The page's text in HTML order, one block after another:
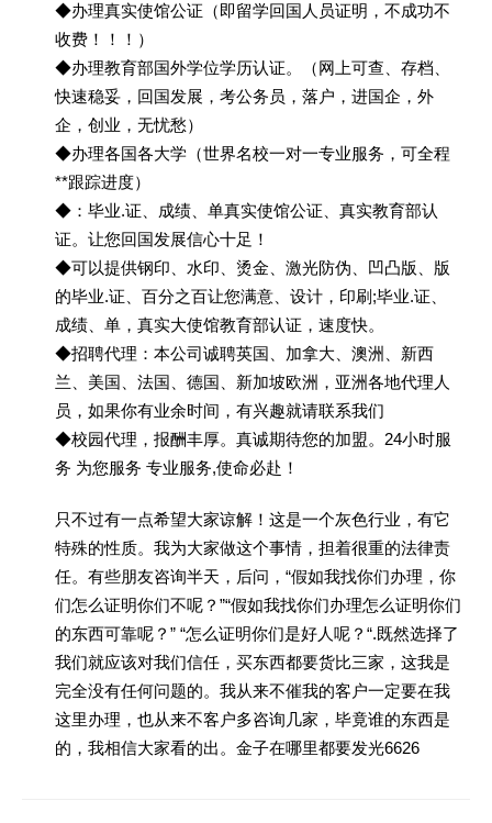
◆办理真实使馆公证（即留学回国人员证明，不成功不
收费！！！）
◆办理教育部国外学位学历认证。（网上可查、存档、
快速稳妥，回国发展，考公务员，落户，进国企，外
企，创业，无忧愁）
◆办理各国各大学（世界名校一对一专业服务，可全程
**跟踪进度）
◆：毕业.证、成绩、单真实使馆公证、真实教育部认
证。让您回国发展信心十足！
◆可以提供钢印、水印、烫金、激光防伪、凹凸版、版
的毕业.证、百分之百让您满意、设计，印刷;毕业.证、
成绩、单，真实大使馆教育部认证，速度快。
◆招聘代理：本公司诚聘英国、加拿大、澳洲、新西
兰、美国、法国、德国、新加坡欧洲，亚洲各地代理人
员，如果你有业余时间，有兴趣就请联系我们
◆校园代理，报酬丰厚。真诚期待您的加盟。24小时服
务 为您服务 专业服务,使命必赴！
只不过有一点希望大家谅解！这是一个灰色行业，有它
特殊的性质。我为大家做这个事情，担着很重的法律责
任。有些朋友咨询半天，后问，“假如我找你们办理，你
们怎么证明你们不呢？”“假如我找你们办理怎么证明你们
的东西可靠呢？” “怎么证明你们是好人呢？“.既然选择了
我们就应该对我们信任，买东西都要货比三家，这我是
完全没有任何问题的。我从来不催我的客户一定要在我
这里办理，也从来不客户多咨询几家，毕竟谁的东西是
的，我相信大家看的出。金子在哪里都要发光6626